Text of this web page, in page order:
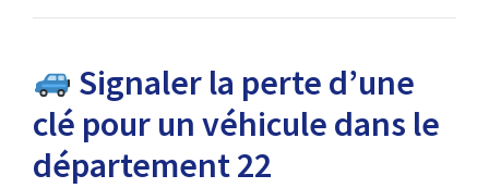
Signaler la perte d’une
clé pour un véhicule dans le
département 22